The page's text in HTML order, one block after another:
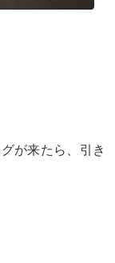
が来たら、引き